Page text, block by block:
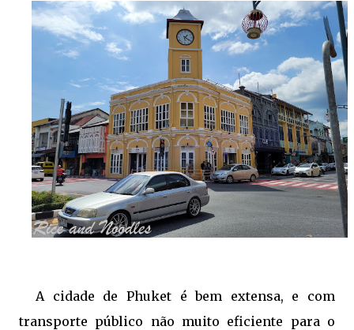
A cidade de Phuket é bem extensa, e com
transporte público não muito eficiente para o